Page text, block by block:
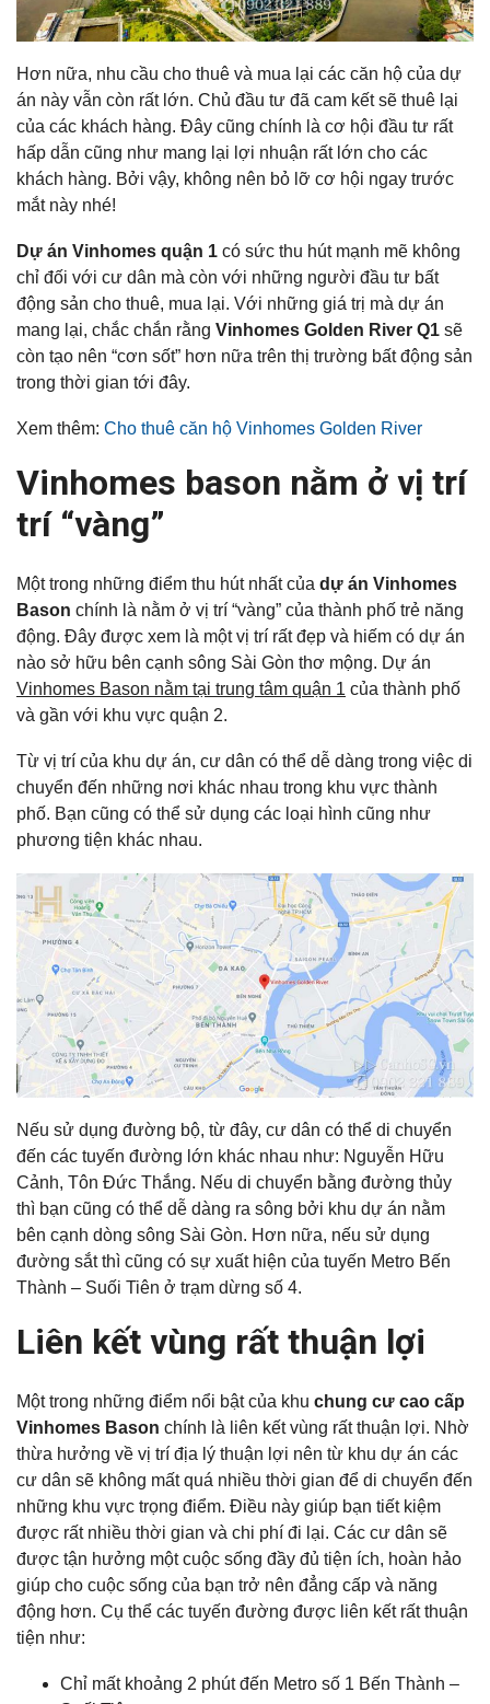
Hơn nữa, nhu cầu cho thuê và mua lại các căn hộ của dự
án này vẫn còn rất lớn. Chủ đầu tư đã cam kết sẽ thuê lại
của các khách hàng. Đây cũng chính là cơ hội đầu tư rất
hấp dẫn cũng như mang lại lợi nhuận rất lớn cho các
khách hàng. Bởi vậy, không nên bỏ lỡ cơ hội ngay trước
mắt này nhé!
Dự án Vinhomes quận 1 có sức thu hút mạnh mẽ không
chỉ đối với cư dân mà còn với những người đầu tư bất
động sản cho thuê, mua lại. Với những giá trị mà dự án
mang lại, chắc chắn rằng Vinhomes Golden River Q1 sẽ
còn tạo nên “cơn sốt” hơn nữa trên thị trường bất động sản
trong thời gian tới đây.
Xem thêm: Cho thuê căn hộ Vinhomes Golden River
Vinhomes bason nằm ở vị trí
trí “vàng”
Một trong những điểm thu hút nhất của dự án Vinhomes
Bason chính là nằm ở vị trí “vàng” của thành phố trẻ năng
động. Đây được xem là một vị trí rất đẹp và hiếm có dự án
nào sở hữu bên cạnh sông Sài Gòn thơ mộng. Dự án
Vinhomes Bason nằm tại trung tâm quận 1 của thành phố
và gần với khu vực quận 2.
Từ vị trí của khu dự án, cư dân có thể dễ dàng trong việc di
chuyển đến những nơi khác nhau trong khu vực thành
phố. Bạn cũng có thể sử dụng các loại hình cũng như
phương tiện khác nhau.
Nếu sử dụng đường bộ, từ đây, cư dân có thể di chuyển
đến các tuyến đường lớn khác nhau như: Nguyễn Hữu
Cảnh, Tôn Đức Thắng. Nếu di chuyển bằng đường thủy
thì bạn cũng có thể dễ dàng ra sông bởi khu dự án nằm
bên cạnh dòng sông Sài Gòn. Hơn nữa, nếu sử dụng
đường sắt thì cũng có sự xuất hiện của tuyến Metro Bến
Thành – Suối Tiên ở trạm dừng số 4.
Liên kết vùng rất thuận lợi
Một trong những điểm nổi bật của khu chung cư cao cấp
Vinhomes Bason chính là liên kết vùng rất thuận lợi. Nhờ
thừa hưởng về vị trí địa lý thuận lợi nên từ khu dự án các
cư dân sẽ không mất quá nhiều thời gian để di chuyển đến
những khu vực trọng điểm. Điều này giúp bạn tiết kiệm
được rất nhiều thời gian và chi phí đi lại. Các cư dân sẽ
được tận hưởng một cuộc sống đầy đủ tiện ích, hoàn hảo
giúp cho cuộc sống của bạn trở nên đẳng cấp và năng
động hơn. Cụ thể các tuyến đường được liên kết rất thuận
tiện như:
Chỉ mất khoảng 2 phút đến Metro số 1 Bến Thành –